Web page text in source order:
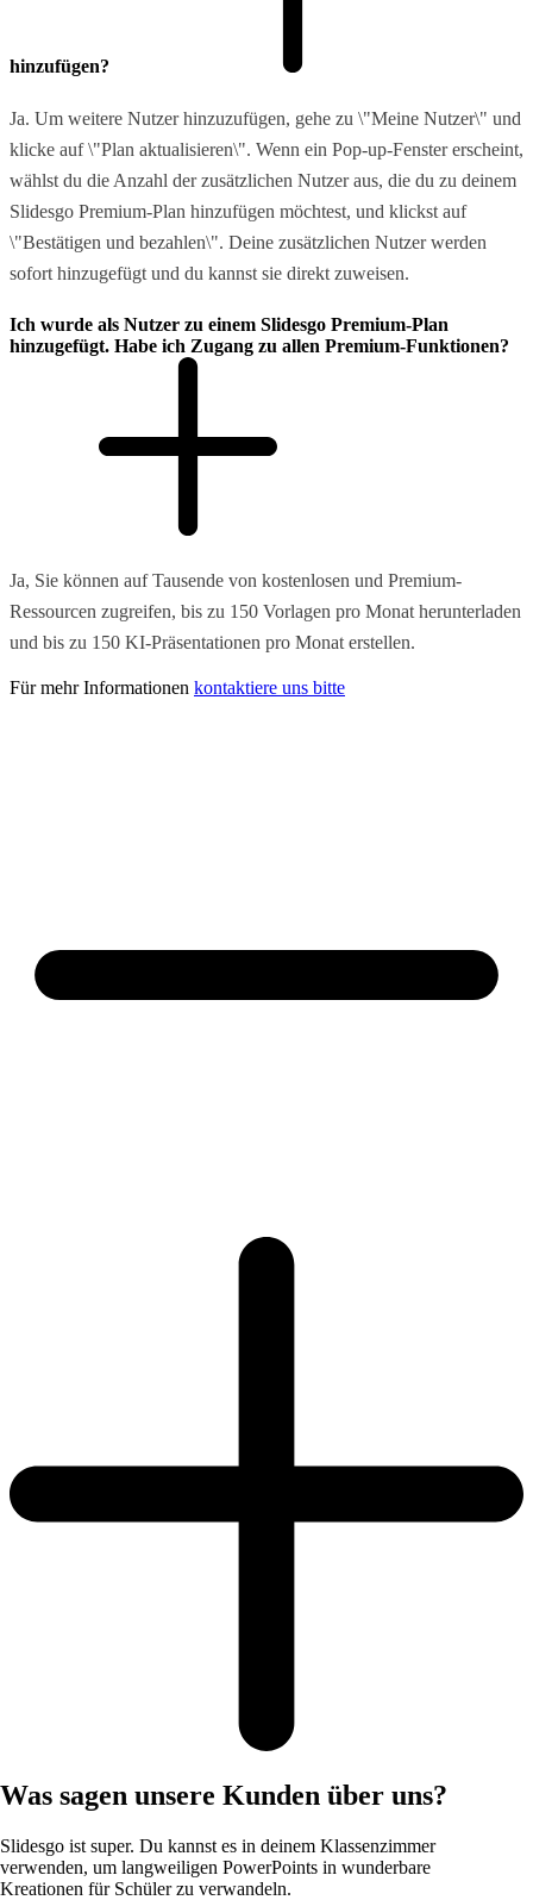
hinzufügen?
Ja. Um weitere Nutzer hinzuzufügen, gehe zu \"Meine Nutzer\" und
klicke auf \"Plan aktualisieren\". Wenn ein Pop-up-Fenster erscheint,
wählst du die Anzahl der zusätzlichen Nutzer aus, die du zu deinem
Slidesgo Premium-Plan hinzufügen möchtest, und klickst auf
\"Bestätigen und bezahlen\". Deine zusätzlichen Nutzer werden
sofort hinzugefügt und du kannst sie direkt zuweisen.
Ich wurde als Nutzer zu einem Slidesgo Premium-Plan
hinzugefügt. Habe ich Zugang zu allen Premium-Funktionen?
Ja, Sie können auf Tausende von kostenlosen und Premium-
Ressourcen zugreifen, bis zu 150 Vorlagen pro Monat herunterladen
und bis zu 150 KI-Präsentationen pro Monat erstellen.
Für mehr Informationen kontaktiere uns bitte
Was sagen unsere Kunden über uns?
Slidesgo ist super. Du kannst es in deinem Klassenzimmer
verwenden, um langweiligen PowerPoints in wunderbare
Kreationen für Schüler zu verwandeln.